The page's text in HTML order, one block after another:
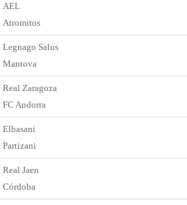
AEL
Atromitos
Legnago Salus
Mantova
Real Zaragoza
FC Andorra
Elbasani
Partizani
Real Jaen
Córdoba